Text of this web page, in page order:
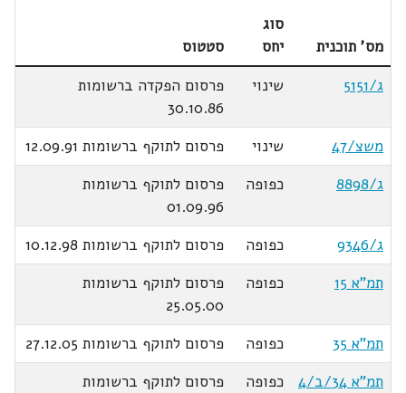
מס' תוכנית
סוג
יחס
סטטוס
ג/5151
שינוי
פרסום הפקדה ברשומות
30.10.86
משצ/47
שינוי
פרסום לתוקף ברשומות 12.09.91
ג/8898
כפופה
פרסום לתוקף ברשומות
01.09.96
ג/9346
כפופה
פרסום לתוקף ברשומות 10.12.98
תמ"א 15
כפופה
פרסום לתוקף ברשומות
25.05.00
תמ"א 35
כפופה
פרסום לתוקף ברשומות 27.12.05
תמ"א 34/ב/4
כפופה
פרסום לתוקף ברשומות